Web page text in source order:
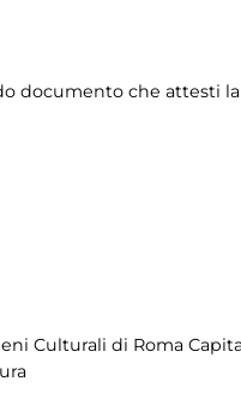
documento che attesti la
Culturali di Roma